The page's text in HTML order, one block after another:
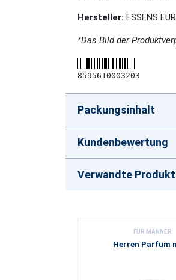
Hersteller: ESSENS
*Das Bild der
8595610003203
Packungsinhalt
Kundenbewertung
Verwandte
FÜR MÄNNER
Herren Parfüm